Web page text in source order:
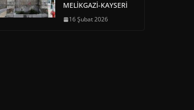
MELİKGAZİ-KAYSERİ
16 Şubat 2026